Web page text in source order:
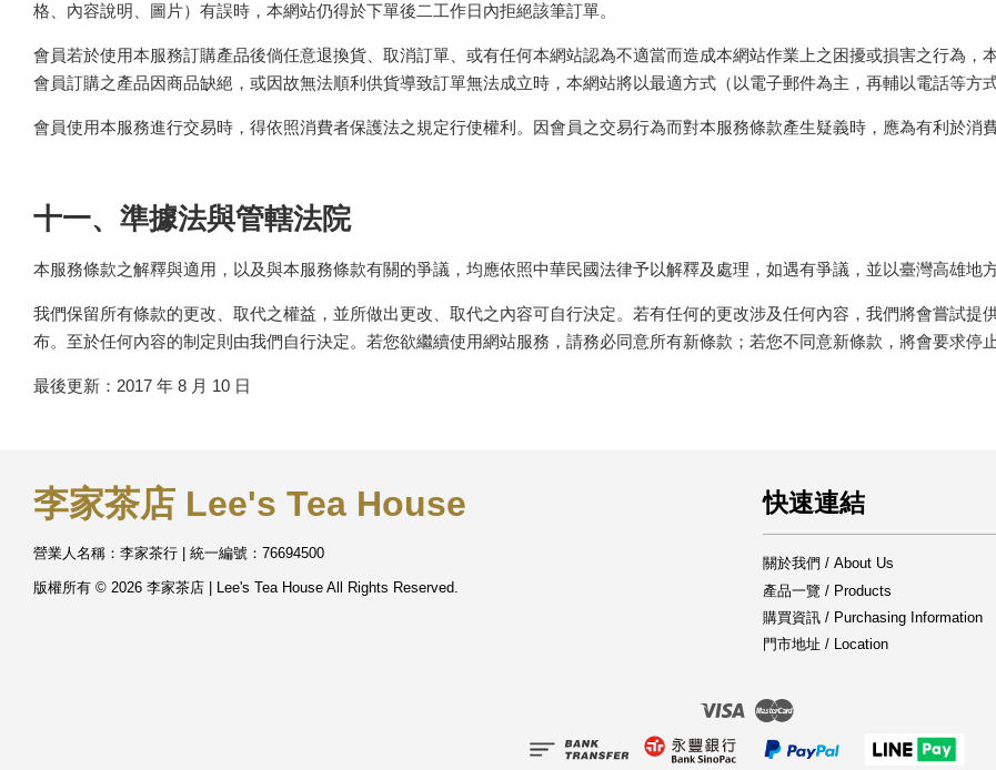
格、內容說明、圖片）有誤時，本網站仍得於下單後二工作日內拒絕該筆訂單。
會員若於使用本服務訂購產品後倘任意退換貨、取消訂單、或有任何本網站認為不適當而造成本網站作業上之困擾或損害之行為
會員訂購之產品因商品缺絕，或因故無法順利供貨導致訂單無法成立時，本網站將以最適方式（以電子郵件為主，再輔以電話等方式
會員使用本服務進行交易時，得依照消費者保護法之規定行使權利。因會員之交易行為而對本服務條款產生疑義時，應為有利於消費
十一、準據法與管轄法院
本服務條款之解釋與適用，以及與本服務條款有關的爭議，均應依照中華民國法律予以解釋及處理，如遇有爭議，並以臺灣高雄地
我們保留所有條款的更改、取代之權益，並所做出更改、取代之內容可自行決定。若有任何的更改涉及任何內容，我們將會嘗試提
布。至於任何內容的制定則由我們自行決定。若您欲繼續使用網站服務，請務必同意所有新條款；若您不同意新條款，將會要求停
最後更新：2017 年 8 月 10 日
李家茶店 Lee's Tea House
營業人名稱：李家茶行 | 統一編號：76694500
版權所有 © 2026 李家茶店 | Lee's Tea House All Rights Reserved.
快速連結
關於我們 / About Us
產品一覽 / Products
購買資訊 / Purchasing Information
門市地址 / Location
Visa Master